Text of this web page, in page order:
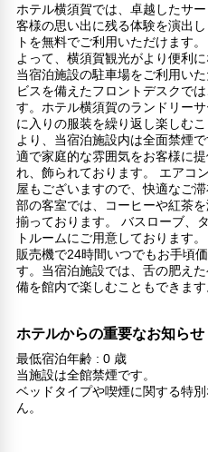
ホテル横須賀では、卓越したサ
客様の思い出に残る体験を演出
トを無料でご利用いただけます
よって、横須賀観光がより便利
当宿泊施設の駐車場をご利用い
ビスを備えたフロントデスクで
す。ホテル横須賀のランドリー
に入りの服装を繰り返し楽しむ
より、当宿泊施設内は全面禁煙
適で家庭的な雰囲気をお客様に
れ、飾られております。 エアコ
屋もございますので、快適なご
部の客室では、コーヒーや紅茶
揃っております。 バスローブ、
トルームにご用意しております
販売機で24時間いつでもお手頃
す。当宿泊施設では、舌の肥え
備を館内で楽しむこともできます
ホテルからの重要なお知らせ
最低宿泊年齢 : 0 歳
当施設は全館禁煙です。
ベッドタイプや喫煙に関する特
ん。